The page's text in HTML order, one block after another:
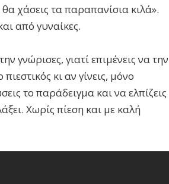
χάσεις τα παραπανίσια κιλά».
από γυναίκες.
γνώρισες, γιατί επιμένεις να την
κι αν γίνεις, μόνο
το παράδειγμα και να ελπίζεις
Χωρίς πίεση και με καλή